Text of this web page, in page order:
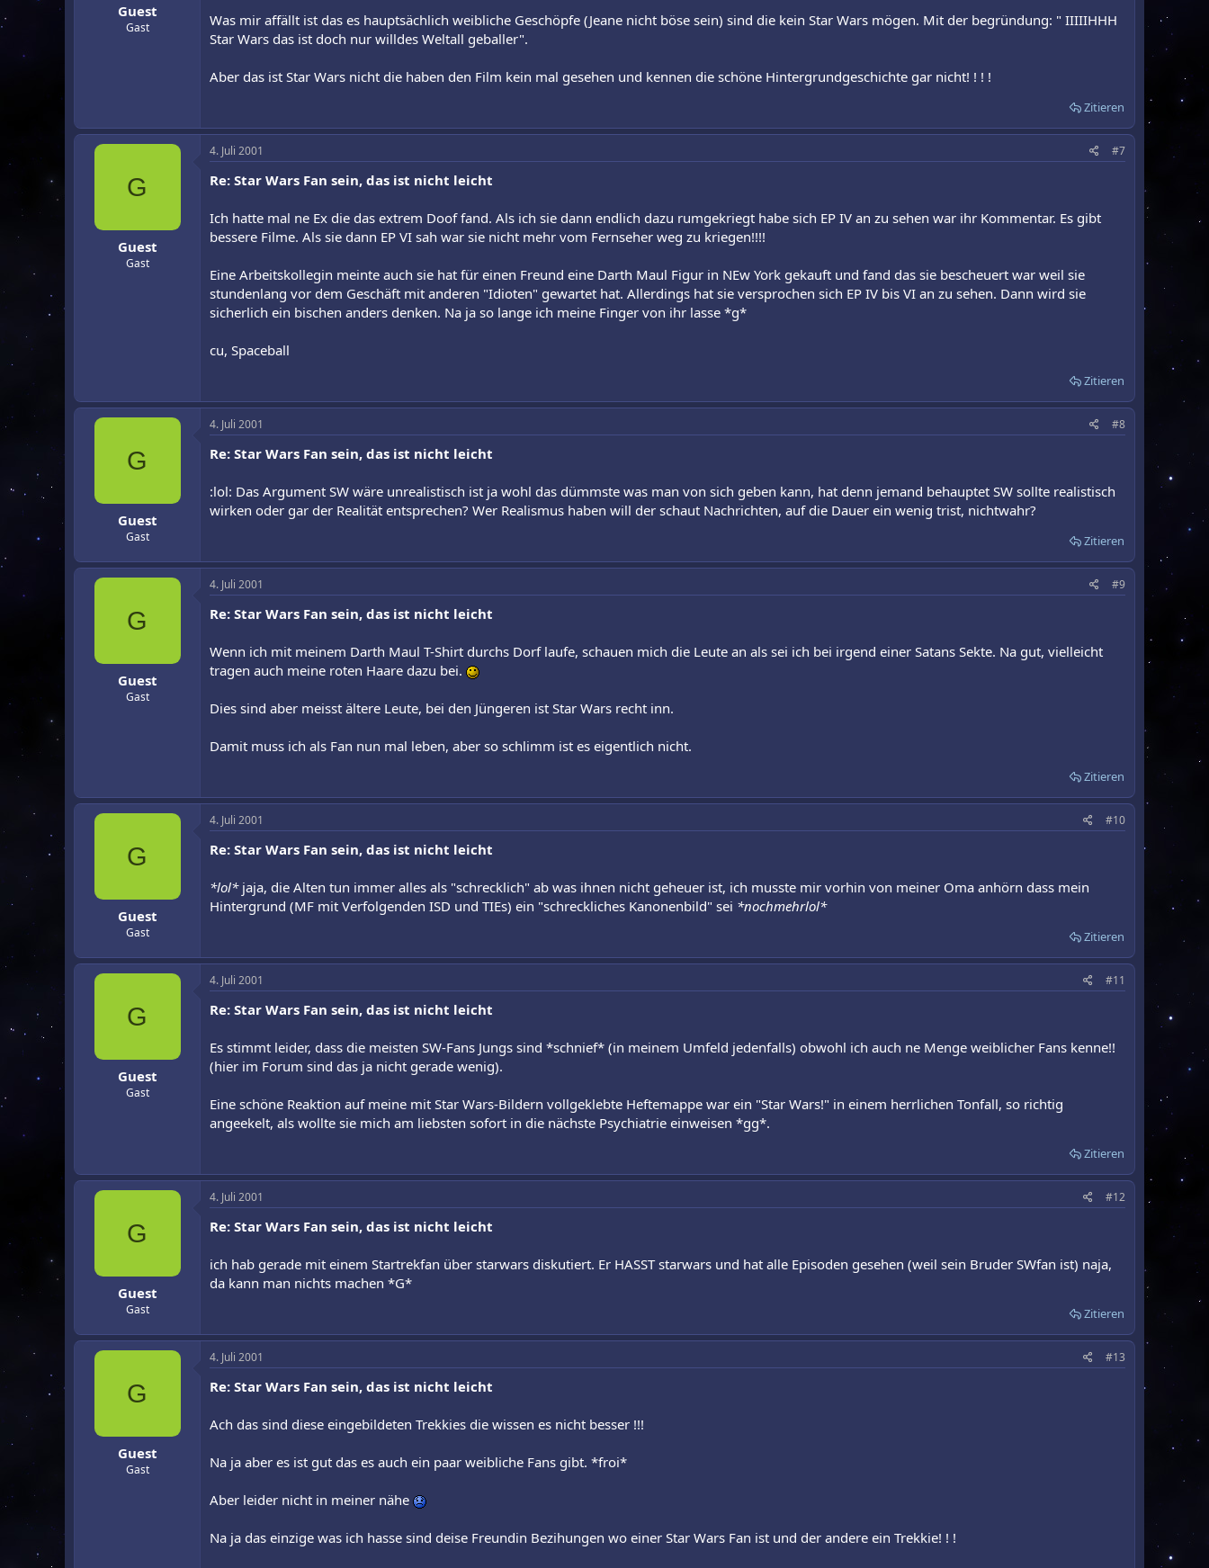
Guest
Gast
Was mir affällt ist das es hauptsächlich weibliche Geschöpfe (Jeane nicht böse sein) sind die kein Star Wars mögen. Mit der begründung: " IIIIIHHH
Star Wars das ist doch nur willdes Weltall geballer".
Aber das ist Star Wars nicht die haben den Film kein mal gesehen und kennen die schöne Hintergrundgeschichte gar nicht! ! ! !
Zitieren
G
Guest
Gast
4. Juli 2001 #7
Re: Star Wars Fan sein, das ist nicht leicht
Ich hatte mal ne Ex die das extrem Doof fand. Als ich sie dann endlich dazu rumgekriegt habe sich EP IV an zu sehen war ihr Kommentar. Es gibt
bessere Filme. Als sie dann EP VI sah war sie nicht mehr vom Fernseher weg zu kriegen!!!!
Eine Arbeitskollegin meinte auch sie hat für einen Freund eine Darth Maul Figur in NEw York gekauft und fand das sie bescheuert war weil sie
stundenlang vor dem Geschäft mit anderen "Idioten" gewartet hat. Allerdings hat sie versprochen sich EP IV bis VI an zu sehen. Dann wird sie
sicherlich ein bischen anders denken. Na ja so lange ich meine Finger von ihr lasse *g*
cu, Spaceball
Zitieren
G
Guest
Gast
4. Juli 2001 #8
Re: Star Wars Fan sein, das ist nicht leicht
:lol: Das Argument SW wäre unrealistisch ist ja wohl das dümmste was man von sich geben kann, hat denn jemand behauptet SW sollte realistisch
wirken oder gar der Realität entsprechen? Wer Realismus haben will der schaut Nachrichten, auf die Dauer ein wenig trist, nichtwahr?
Zitieren
G
Guest
Gast
4. Juli 2001 #9
Re: Star Wars Fan sein, das ist nicht leicht
Wenn ich mit meinem Darth Maul T-Shirt durchs Dorf laufe, schauen mich die Leute an als sei ich bei irgend einer Satans Sekte. Na gut, vielleicht
tragen auch meine roten Haare dazu bei.
Dies sind aber meisst ältere Leute, bei den Jüngeren ist Star Wars recht inn.
Damit muss ich als Fan nun mal leben, aber so schlimm ist es eigentlich nicht.
Zitieren
G
Guest
Gast
4. Juli 2001 #10
Re: Star Wars Fan sein, das ist nicht leicht
*lol*jaja, die Alten tun immer alles als "schrecklich" ab was ihnen nicht geheuer ist, ich musste mir vorhin von meiner Oma anhörn dass mein
Hintergrund (MF mit Verfolgenden ISD und TIEs) ein "schreckliches Kanonenbild" sei *nochmehrlol*
Zitieren
G
Guest
Gast
4. Juli 2001 #11
Re: Star Wars Fan sein, das ist nicht leicht
Es stimmt leider, dass die meisten SW-Fans Jungs sind *schnief* (in meinem Umfeld jedenfalls) obwohl ich auch ne Menge weiblicher Fans kenne!!
(hier im Forum sind das ja nicht gerade wenig).
Eine schöne Reaktion auf meine mit Star Wars-Bildern vollgeklebte Heftemappe war ein "Star Wars!" in einem herrlichen Tonfall, so richtig
angeekelt, als wollte sie mich am liebsten sofort in die nächste Psychiatrie einweisen *gg*.
Zitieren
G
Guest
Gast
4. Juli 2001 #12
Re: Star Wars Fan sein, das ist nicht leicht
ich hab gerade mit einem Startrekfan über starwars diskutiert. Er HASST starwars und hat alle Episoden gesehen (weil sein Bruder SWfan ist) naja,
da kann man nichts machen *G*
Zitieren
G
Guest
Gast
4. Juli 2001 #13
Re: Star Wars Fan sein, das ist nicht leicht
Ach das sind diese eingebildeten Trekkies die wissen es nicht besser !!!
Na ja aber es ist gut das es auch ein paar weibliche Fans gibt. *froi*
Aber leider nicht in meiner nähe
Na ja das einzige was ich hasse sind deise Freundin Bezihungen wo einer Star Wars Fan ist und der andere ein Trekkie! ! !